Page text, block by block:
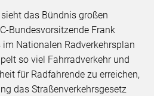
das Bündnis großen
Bundesvorsitzende Frank
im Nationalen Radverkehrsplan
so viel Fahrradverkehr und
für Radfahrende zu erreichen,
das Straßenverkehrsgesetz